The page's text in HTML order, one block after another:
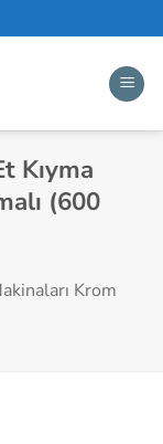
Kıyma
(600
Krom